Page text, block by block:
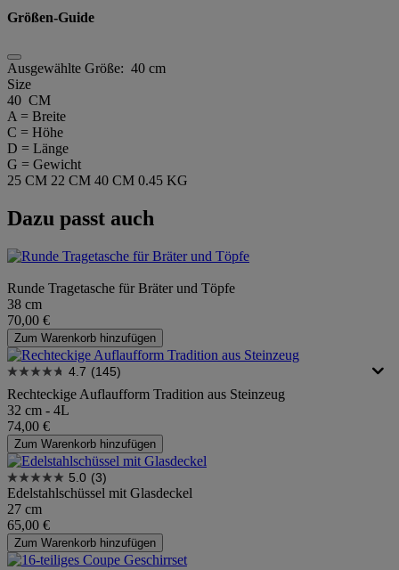
Größen-Guide
Ausgewählte Größe: 40 cm
Size
40 CM
A = Breite
C = Höhe
D = Länge
G = Gewicht
25 CM 22 CM 40 CM 0.45 KG
Dazu passt auch
Runde Tragetasche für Bräter und Töpfe
38 cm
70,00 €
Zum Warenkorb hinzufügen
4.7 (145)
Rechteckige Auflaufform Tradition aus Steinzeug
32 cm - 4L
74,00 €
Zum Warenkorb hinzufügen
5.0 (3)
Edelstahlschüssel mit Glasdeckel
27 cm
65,00 €
Zum Warenkorb hinzufügen